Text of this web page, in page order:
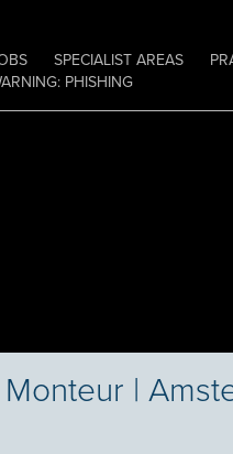
SPECIALIST AREAS
PHISHING
|